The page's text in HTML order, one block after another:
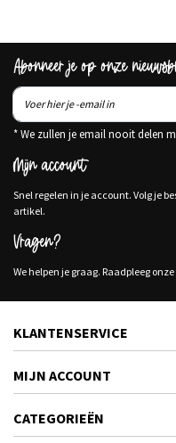
Abonneer je op onze
* We zullen je email nooit delen
Mijn account
Snel regelen in je account. Volg je
artikel.
Vragen?
We helpen je graag. Raadpleeg
KLANTENSERVICE
MIJN ACCOUNT
CATEGORIEËN